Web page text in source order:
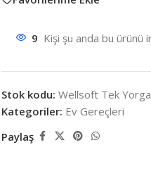
9 Kişi şu anda bu ürünü
Stok kodu: Wellsoft Tek
Kategoriler: Ev Gereçleri
Paylaş